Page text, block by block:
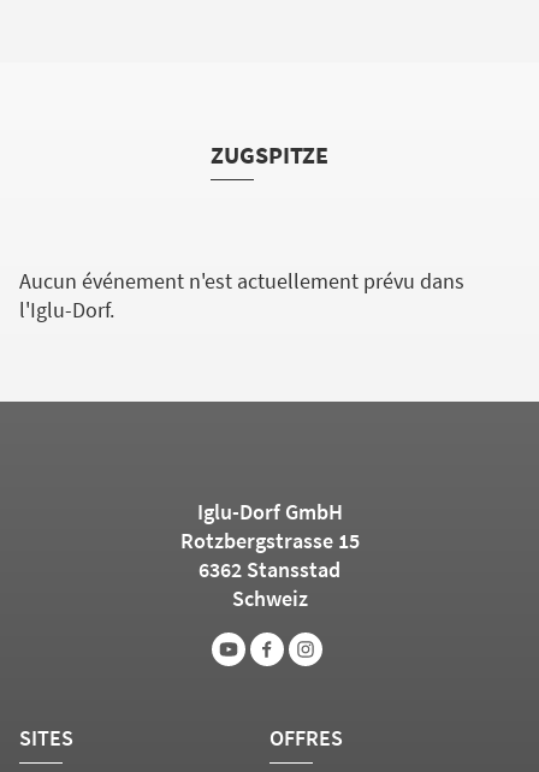
ZUGSPITZE
Aucun événement n'est actuellement prévu dans
l'Iglu-Dorf.
Iglu-Dorf GmbH
Rotzbergstrasse 15
6362 Stansstad
Schweiz
SITES OFFRES